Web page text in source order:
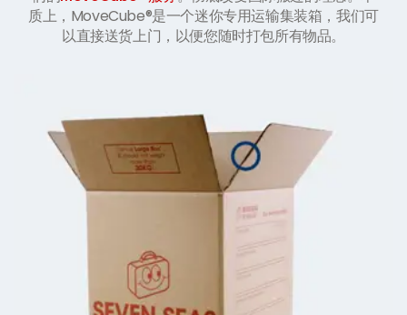
质上，MoveCube®是一个迷你专用运输集装箱，我们可
以直接送货上门，以便您随时打包所有物品。